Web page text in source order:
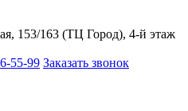
153/163 (ТЦ Город), 4-й этаж
55-99 Заказать звонок